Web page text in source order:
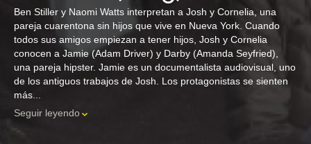
Ben Stiller y Naomi Watts interpretan a Josh y Cornelia, una
pareja cuarentona sin hijos que vive en Nueva York. Cuando
todos sus amigos empiezan a tener hijos, Josh y Cornelia
conocen a Jamie (Adam Driver) y Darby (Amanda Seyfried),
una pareja hipster. Jamie es un documentalista audiovisual, uno
de los antiguos trabajos de Josh. Los protagonistas se sienten
más...
Seguir leyendo